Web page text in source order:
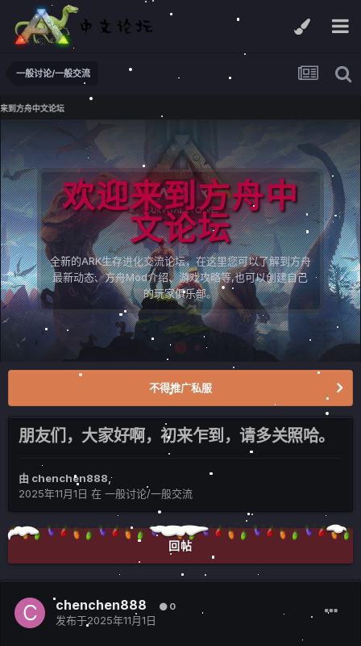
一般讨论/一般交流
到方舟中文论坛
欢迎来到方舟中
文论坛
全新的ARK生存进化交流论坛，在这里您可以了解到方舟
最新动态、方舟Mod介绍、游戏攻略等,也可以创建自己
的玩家俱乐部。
不得推广私服
朋友们，大家好啊，初来乍到，请多关照哈。
由 chenchen888,
2025年11月1日 在 一般讨论/一般交流
回帖
chenchen888 0
发布于2025年11月1日